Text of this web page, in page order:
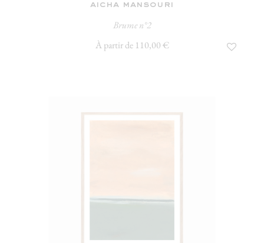
aicha mansouri
Brume n°2
À partir de 110,00 €